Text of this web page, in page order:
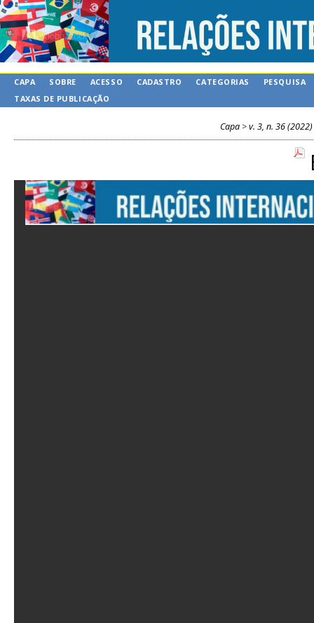
CAPA SOBRE ACESSO CADASTRO CATEGORIAS
PESQUISA
TAXAS DE PUBLICAÇÃO
Capa>v. 3, n. 36 (2022)